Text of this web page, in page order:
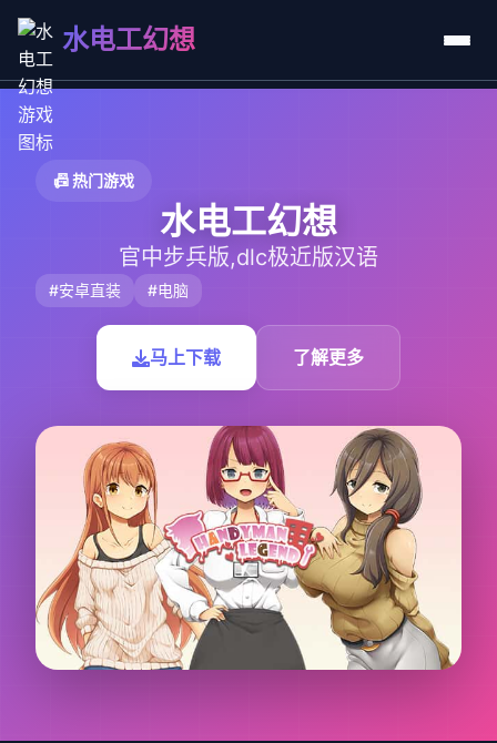
水电工幻想
📠 热门游戏
水电工幻想
官中步兵版,dlc极近版汉语
#安卓直装 #电脑
马上下载 了解更多